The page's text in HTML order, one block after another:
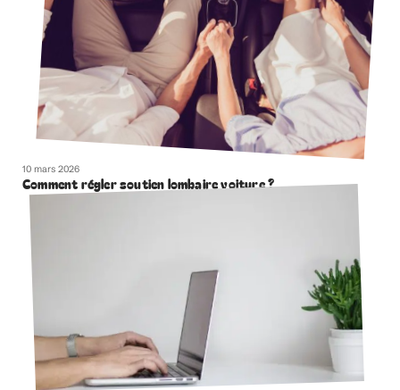
10 mars 2026
Comment régler soutien lombaire voiture ?